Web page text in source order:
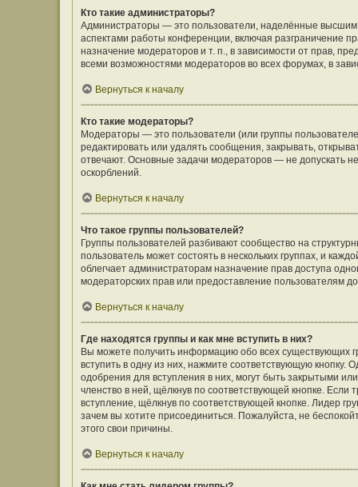
Кто такие администраторы?
Администраторы — это пользователи, наделённые
аспектами работы конференции, включая разграничение
назначение модераторов и т. п., в зависимости от прав,
всеми возможностями модераторов во всех форумах, в
Вернуться к началу
Кто такие модераторы?
Модераторы — это пользователи (или группы
редактировать или удалять сообщения, закрывать,
отвечают. Основные задачи модераторов — не допускать
оскорблений.
Вернуться к началу
Что такое группы пользователей?
Группы пользователей разбивают сообщество на
пользователь может состоять в нескольких группах, и
облегчает администраторам назначение прав доступа
модераторских прав или предоставление пользователям
Вернуться к началу
Где находятся группы и как мне вступить в них?
Вы можете получить информацию обо всех существующих
вступить в одну из них, нажмите соответствующую
одобрения для вступления в них, могут быть закрытыми
членство в ней, щёлкнув по соответствующей кнопке. Если
вступление, щёлкнув по соответствующей кнопке. Лидер
зачем вы хотите присоединиться. Пожалуйста, не
этого свои причины.
Вернуться к началу